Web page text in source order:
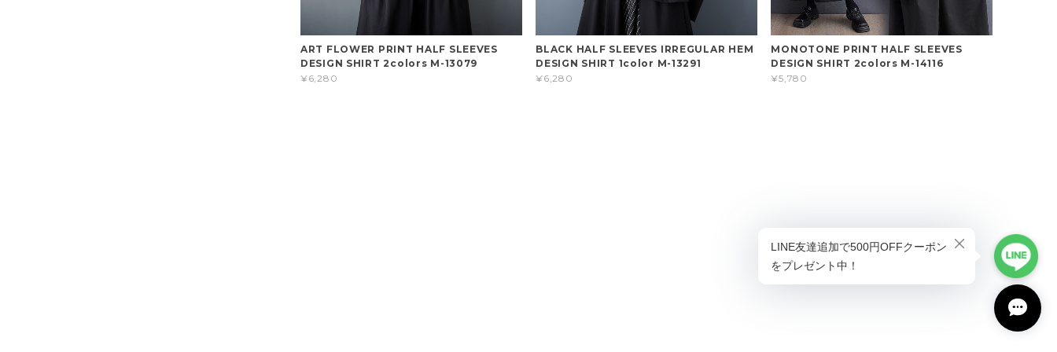
ART FLOWER PRINT HALF SLEEVES
DESIGN SHIRT 2colors M-13079
¥6,280
BLACK HALF SLEEVES IRREGULAR HEM
DESIGN SHIRT 1color M-13291
¥6,280
MONOTONE PRINT HALF SLEEVES
DESIGN SHIRT 2colors M-14116
¥5,780